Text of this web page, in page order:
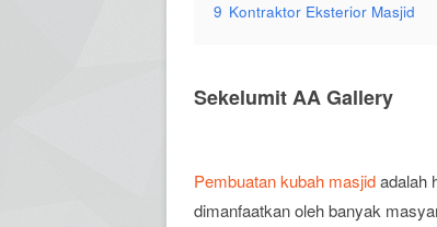
9 Kontraktor Eksterior Masjid
Sekelumit AA Gallery
Pembuatan kubah masjidadalah
dimanfaatkan oleh banyak